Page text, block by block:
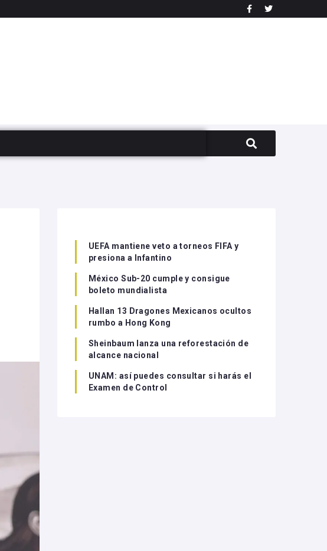
UEFA mantiene veto a torneos FIFA y
presiona a Infantino
México Sub-20 cumple y consigue
boleto mundialista
Hallan 13 Dragones Mexicanos ocultos
rumbo a Hong Kong
Sheinbaum lanza una reforestación de
alcance nacional
UNAM: así puedes consultar si harás el
Examen de Control